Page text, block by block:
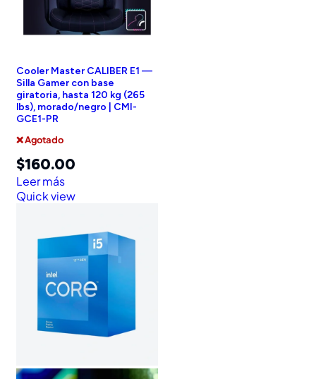
Cooler Master CALIBER E1 —
Silla Gamer con base
giratoria, hasta 120 kg (265
lbs), morado/negro | CMI-
GCE1-PR
❌ Agotado
$160.00
Leer más
Quick view